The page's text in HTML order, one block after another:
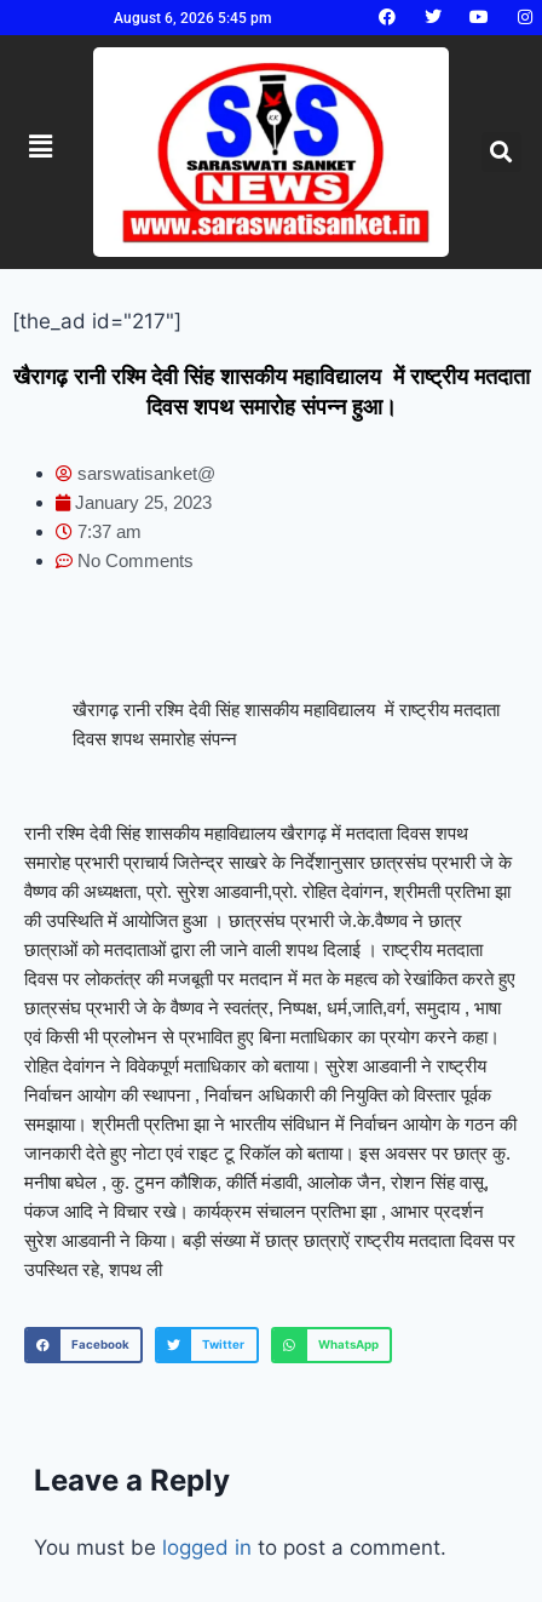
August 6, 2026 5:45 pm
[the_ad id="217"]
खैरागढ़ रानी रश्मि देवी सिंह शासकीय महाविद्यालय में राष्ट्रीय मतदाता
दिवस शपथ समारोह संपन्न हुआ।
sarswatisanket@
January 25, 2023
7:37 am
No Comments
खैरागढ़ रानी रश्मि देवी सिंह शासकीय महाविद्यालय में राष्ट्रीय मतदाता
दिवस शपथ समारोह संपन्न
रानी रश्मि देवी सिंह शासकीय महाविद्यालय खैरागढ़ में मतदाता दिवस शपथ
समारोह प्रभारी प्राचार्य जितेन्द्र साखरे के निर्देशानुसार छात्रसंघ प्रभारी जे के
वैष्णव की अध्यक्षता, प्रो. सुरेश आडवानी,प्रो. रोहित देवांगन, श्रीमती प्रतिभा झा
की उपस्थिति में आयोजित हुआ । छात्रसंघ प्रभारी जे.के.वैष्णव ने छात्र
छात्राओं को मतदाताओं द्वारा ली जाने वाली शपथ दिलाई । राष्ट्रीय मतदाता
दिवस पर लोकतंत्र की मजबूती पर मतदान में मत के महत्व को रेखांकित करते हुए
छात्रसंघ प्रभारी जे के वैष्णव ने स्वतंत्र, निष्पक्ष, धर्म,जाति,वर्ग, समुदाय , भाषा
एवं किसी भी प्रलोभन से प्रभावित हुए बिना मताधिकार का प्रयोग करने कहा।
रोहित देवांगन ने विवेकपूर्ण मताधिकार को बताया। सुरेश आडवानी ने राष्ट्रीय
निर्वाचन आयोग की स्थापना , निर्वाचन अधिकारी की नियुक्ति को विस्तार पूर्वक
समझाया। श्रीमती प्रतिभा झा ने भारतीय संविधान में निर्वाचन आयोग के गठन की
जानकारी देते हुए नोटा एवं राइट टू रिकॉल को बताया। इस अवसर पर छात्र कु.
मनीषा बघेल , कु. टुमन कौशिक, कीर्ति मंडावी, आलोक जैन, रोशन सिंह वासू,
पंकज आदि ने विचार रखे। कार्यक्रम संचालन प्रतिभा झा , आभार प्रदर्शन
सुरेश आडवानी ने किया। बड़ी संख्या में छात्र छात्राऐं राष्ट्रीय मतदाता दिवस पर
उपस्थित रहे, शपथ ली
Facebook Twitter WhatsApp
Leave a Reply
You must be logged in to post a comment.